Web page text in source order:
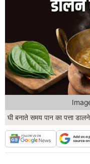
घी बनाते समय पान का पत्ता